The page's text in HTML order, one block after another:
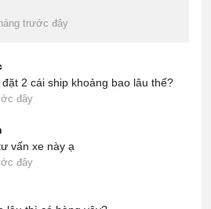
trước đây
2 cái ship khoảng bao lâu thế?
đây
vấn xe này ạ
đây